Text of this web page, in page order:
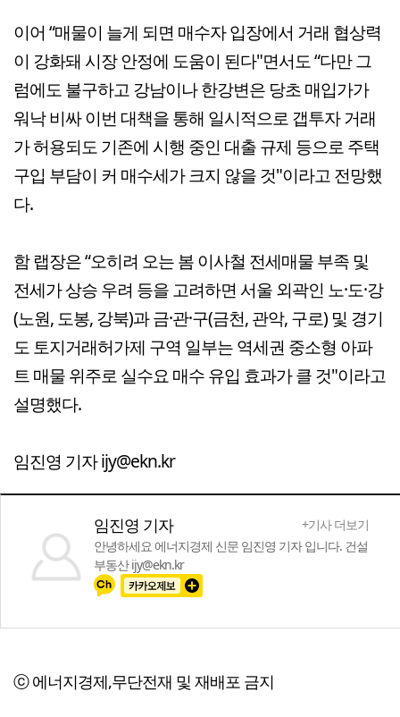
이어 “매물이 늘게 되면 매수자 입장에서 거래 협상력
이 강화돼 시장 안정에 도움이 된다"면서도 “다만 그
럼에도 불구하고 강남이나 한강변은 당초 매입가가
워낙 비싸 이번 대책을 통해 일시적으로 갭투자 거래
가 허용되도 기존에 시행 중인 대출 규제 등으로 주택
구입 부담이 커 매수세가 크지 않을 것"이라고 전망했
다.
함 랩장은 “오히려 오는 봄 이사철 전세매물 부족 및
전세가 상승 우려 등을 고려하면 서울 외곽인 노·도·강
(노원, 도봉, 강북)과 금·관·구(금천, 관악, 구로) 및 경기
도 토지거래허가제 구역 일부는 역세권 중소형 아파
트 매물 위주로 실수요 매수 유입 효과가 클 것"이라고
설명했다.
임진영 기자 ijy@ekn.kr
임진영 기자
+기사 더보기
안녕하세요 에너지경제 신문 임진영 기자 입니다. 건설
부동산 ijy@ekn.kr
ⓒ 에너지경제,무단전재 및 재배포 금지